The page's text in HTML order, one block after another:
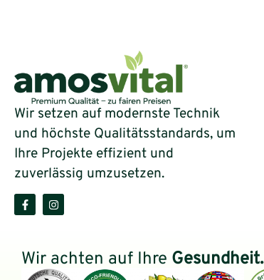
Wir setzen auf modernste Technik
und höchste Qualitätsstandards, um
Ihre Projekte effizient und
zuverlässig umzusetzen.
Wir achten auf Ihre Gesundheit.